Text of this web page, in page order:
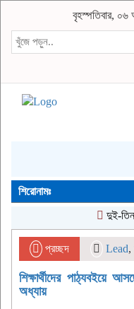
বৃহস্পতিবার,
শিরোনামঃ
দুই-তিন দিনের
প্রচ্ছদ Lead,
শিক্ষার্থীদের পাঠ্যবইয়ে
অধ্যায়